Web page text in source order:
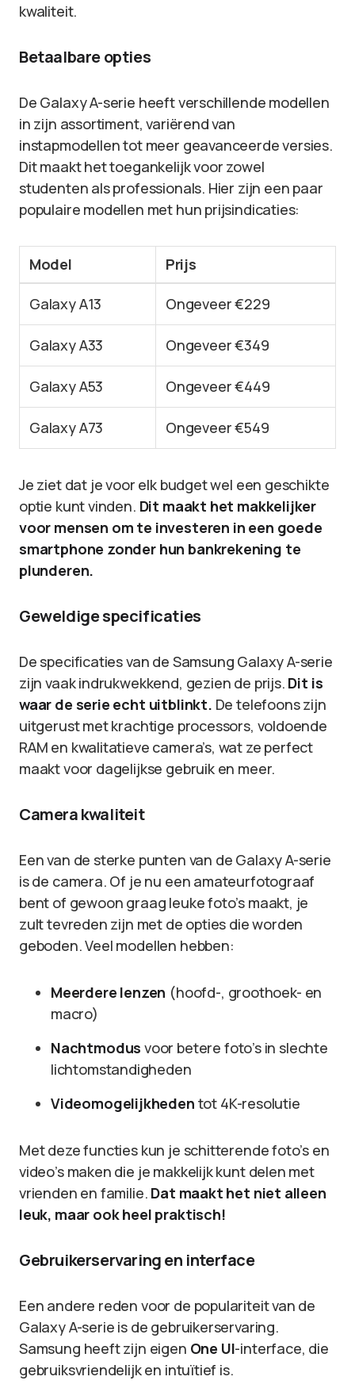
kwaliteit.
Betaalbare opties
De Galaxy A-serie heeft verschillende modellen
in zijn assortiment, variërend van
instapmodellen tot meer geavanceerde versies.
Dit maakt het toegankelijk voor zowel
studenten als professionals. Hier zijn een paar
populaire modellen met hun prijsindicaties:
Model Prijs
Galaxy A13 Ongeveer €229
Galaxy A33 Ongeveer €349
Galaxy A53 Ongeveer €449
Galaxy A73 Ongeveer €549
Je ziet dat je voor elk budget wel een geschikte
optie kunt vinden. Dit maakt het makkelijker
voor mensen om te investeren in een goede
smartphone zonder hun bankrekening te
plunderen.
Geweldige specificaties
De specificaties van de Samsung Galaxy A-serie
zijn vaak indrukwekkend, gezien de prijs. Dit is
waar de serie echt uitblinkt. De telefoons zijn
uitgerust met krachtige processors, voldoende
RAM en kwalitatieve camera’s, wat ze perfect
maakt voor dagelijkse gebruik en meer.
Camera kwaliteit
Een van de sterke punten van de Galaxy A-serie
is de camera. Of je nu een amateurfotograaf
bent of gewoon graag leuke foto’s maakt, je
zult tevreden zijn met de opties die worden
geboden. Veel modellen hebben:
Meerdere lenzen (hoofd-, groothoek- en
macro)
Nachtmodus voor betere foto’s in slechte
lichtomstandigheden
Videomogelijkheden tot 4K-resolutie
Met deze functies kun je schitterende foto’s en
video’s maken die je makkelijk kunt delen met
vrienden en familie. Dat maakt het niet alleen
leuk, maar ook heel praktisch!
Gebruikerservaring en interface
Een andere reden voor de populariteit van de
Galaxy A-serie is de gebruikerservaring.
Samsung heeft zijn eigen One UI-interface, die
gebruiksvriendelijk en intuïtief is.